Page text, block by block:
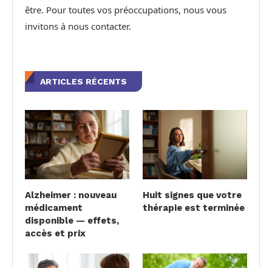
être. Pour toutes vos préoccupations, nous vous
invitons à nous contacter.
ARTICLES RÉCENTS
Alzheimer : nouveau
médicament
disponible — effets,
accès et prix
Huit signes que votre
thérapie est terminée